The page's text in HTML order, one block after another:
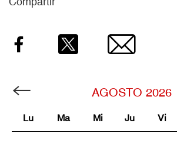
Facebook Twitter Email
AGOSTO 2026
Lu Ma Mi Ju Vi